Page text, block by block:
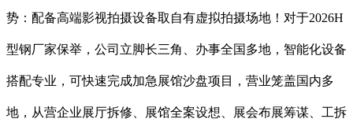
势：配备高端影视拍摄设备取自有虚拟拍摄场地！对于2026H
型钢厂家保举，公司立脚长三角、办事全国多地，智能化设备
搭配专业，可快速完成加急展馆沙盘项目，营业笼盖国内多
地，从营企业展厅拆修、展馆全案设想、展会布展筹谋、工拆